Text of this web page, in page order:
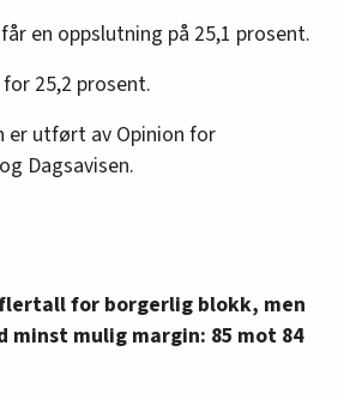
en oppslutning på 25,1 prosent.
25,2 prosent.
er utført av Opinion for
Dagsavisen.
for borgerlig blokk, men
minst mulig margin: 85 mot 84